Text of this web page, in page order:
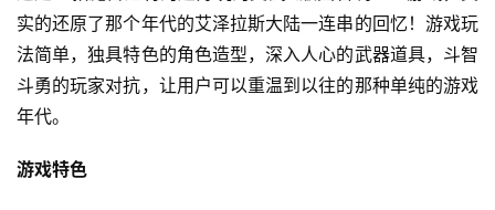
实的还原了那个年代的艾泽拉斯大陆一连串的回忆！游戏玩
法简单，独具特色的角色造型，深入人心的武器道具，斗智
斗勇的玩家对抗，让用户可以重温到以往的那种单纯的游戏
年代。
游戏特色